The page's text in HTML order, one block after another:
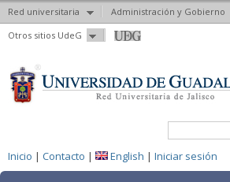
Red universitaria
Administración y Gobierno
Otros sitios UdeG
Pasar al
contenido
Formulario de búsqueda
Buscar
Inicio | Contacto | English | Iniciar sesión